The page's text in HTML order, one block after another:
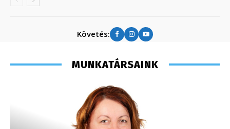
Követés:
MUNKATÁRSAINK